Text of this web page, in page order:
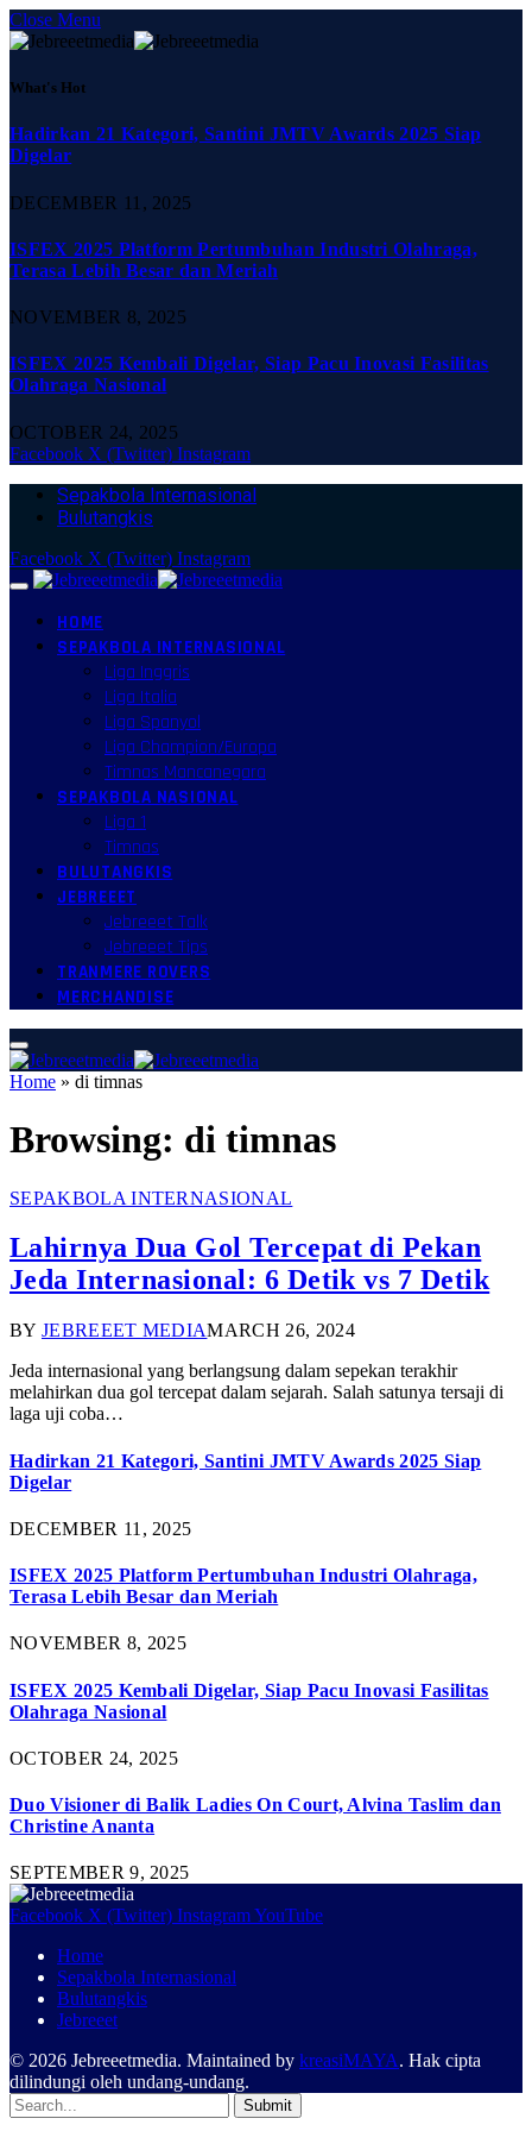
Close Menu
What's Hot
Hadirkan 21 Kategori, Santini JMTV Awards 2025 Siap
Digelar
DECEMBER 11, 2025
ISFEX 2025 Platform Pertumbuhan Industri Olahraga,
Terasa Lebih Besar dan Meriah
NOVEMBER 8, 2025
ISFEX 2025 Kembali Digelar, Siap Pacu Inovasi Fasilitas
Olahraga Nasional
OCTOBER 24, 2025
Facebook X (Twitter) Instagram
Sepakbola Internasional
Bulutangkis
Facebook X (Twitter) Instagram
HOME
SEPAKBOLA INTERNASIONAL
Liga Inggris
Liga Italia
Liga Spanyol
Liga Champion/Europa
Timnas Mancanegara
SEPAKBOLA NASIONAL
Liga 1
Timnas
BULUTANGKIS
JEBREEET
Jebreeet Talk
Jebreeet Tips
TRANMERE ROVERS
MERCHANDISE
Home » di timnas
Browsing: di timnas
SEPAKBOLA INTERNASIONAL
Lahirnya Dua Gol Tercepat di Pekan
Jeda Internasional: 6 Detik vs 7 Detik
BY JEBREEET MEDIAMARCH 26, 2024
Jeda internasional yang berlangsung dalam sepekan terakhir
melahirkan dua gol tercepat dalam sejarah. Salah satunya tersaji di
laga uji coba…
Hadirkan 21 Kategori, Santini JMTV Awards 2025 Siap
Digelar
DECEMBER 11, 2025
ISFEX 2025 Platform Pertumbuhan Industri Olahraga,
Terasa Lebih Besar dan Meriah
NOVEMBER 8, 2025
ISFEX 2025 Kembali Digelar, Siap Pacu Inovasi Fasilitas
Olahraga Nasional
OCTOBER 24, 2025
Duo Visioner di Balik Ladies On Court, Alvina Taslim dan
Christine Ananta
SEPTEMBER 9, 2025
Facebook X (Twitter) InstagramYouTube
Home
Sepakbola Internasional
Bulutangkis
Jebreeet
© 2026 Jebreeetmedia. Maintained by kreasiMAYA. Hak cipta
dilindungi oleh undang-undang.
Submit